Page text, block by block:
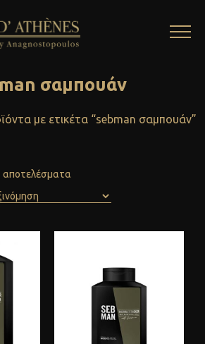
σαμπουάν
με ετικέτα “sebman σαμπουάν”
αποτελέσματα